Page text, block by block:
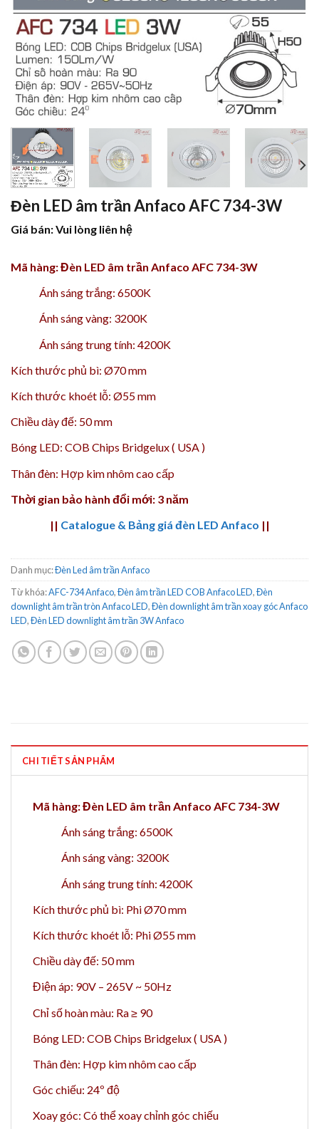
Đèn LED âm trần Anfaco AFC 734-3W
Giá bán: Vui lòng liên hệ
Mã hàng: Đèn LED âm trần Anfaco AFC 734-3W
Ánh sáng trắng: 6500K
Ánh sáng vàng: 3200K
Ánh sáng trung tính: 4200K
Kích thước phủ bì: Ø70 mm
Kích thước khoét lỗ: Ø55 mm
Chiều dày đế: 50 mm
Bóng LED: COB Chips Bridgelux ( USA )
Thân đèn: Hợp kim nhôm cao cấp
Thời gian bảo hành đổi mới: 3 năm
|| Catalogue & Bảng giá đèn LED Anfaco ||
Danh mục:Đèn Led âm trần Anfaco
Từ khóa:AFC-734 Anfaco,Đèn âm trần LED COB Anfaco LED,Đèn
downlight âm trần tròn Anfaco LED,Đèn downlight âm trần xoay góc Anfaco
LED,Đèn LED downlight âm trần 3W Anfaco
CHI TIẾT SẢN PHẨM
Mã hàng: Đèn LED âm trần Anfaco AFC 734-3W
Ánh sáng trắng: 6500K
Ánh sáng vàng: 3200K
Ánh sáng trung tính: 4200K
Kích thước phủ bì: Phi Ø70 mm
Kích thước khoét lỗ: Phi Ø55 mm
Chiều dày đế: 50 mm
Điện áp: 90V – 265V ~ 50Hz
Chỉ số hoàn màu: Ra ≥ 90
Bóng LED: COB Chips Bridgelux ( USA )
Thân đèn: Hợp kim nhôm cao cấp
Góc chiếu: 24º độ
Xoay góc: Có thể xoay chỉnh góc chiếu